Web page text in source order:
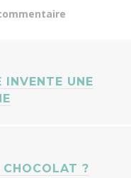
INVENTE UNE
?